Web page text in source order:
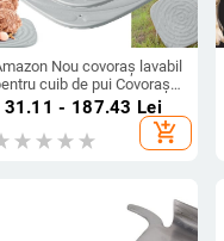
Nou covoraș lavabil
cuib de pui Covoraș
cuib de pui căptușit
căsuță pentru cuib de
- 187.43 Lei
add_shopping_cart